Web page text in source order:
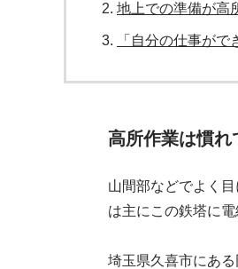
地上での準備が高
「自分の仕事が
高所作業は慣れ
山間部などでよく
は主にこの鉄塔に
埼玉県久喜市にあ